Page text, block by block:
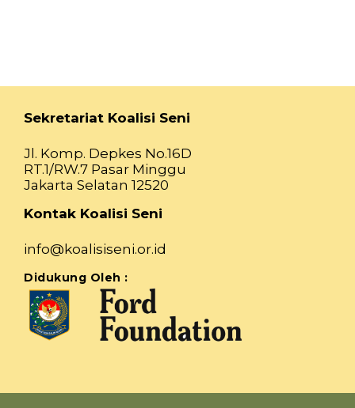
Sekretariat Koalisi Seni
Jl. Komp. Depkes No.16D
RT.1/RW.7 Pasar Minggu
Jakarta Selatan 12520
Kontak Koalisi Seni
info@koalisiseni.or.id
Didukung Oleh :